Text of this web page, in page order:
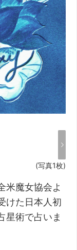
(写真1枚)
米魔女協会よ
けた日本人初
星術で占いま